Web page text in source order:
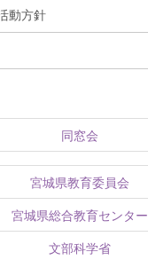
動方針
同窓会
宮城県教育委員会
宮城県総合教育センター
文部科学省